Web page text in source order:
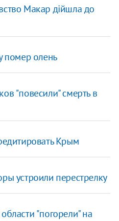
Макар дійшла до
помер олень
"повесили" смерть в
Крым
устроили перестрелку
"погорели" на